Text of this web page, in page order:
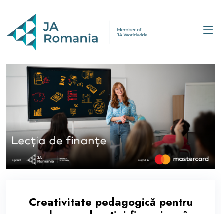
Creativitate pedagogică pentru